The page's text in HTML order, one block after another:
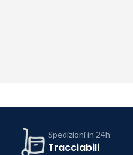
Spedizioni in 24h
Tracciabili